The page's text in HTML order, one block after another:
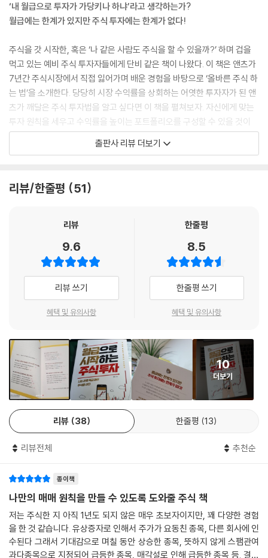
‘내 월급으로 투자가 가당키나 하냐’라고 생각하는가?
월급에는 한계가 있지만 주식 투자에는 한계가 없다!
주식을 갓 시작한, 혹은 ‘나 같은 사람도 주식을 할 수 있을까?’ 하며 겁을
먹고 있는 예비 주식 투자자들에게 단비 같은 책이 나왔다. 이 책은 앤츠가
7년간 주식시장에서 직접 잃어가며 배운 경험을 바탕으로 ‘올바른 주식 하
는 법’을 소개한다. 당당히 시장 수익률을 상회하는 어엿한 투자자가 된 앤
츠가 깨달은 주식 투자법을 알고 싶다면 이 책을 펼쳐보자. 자신에게 맞는
투자 원칙을 세우고 수익률을 높이는 포트폴리오를 구성할 수 있을 것이
다. 가만히 있으면 ‘벼락거지’가 될 수밖에 없는 시대, 주식 투자로 경제적
자유에 한 발 더 다가가보자.
반사이익을 봤을 것이다. 샀다 하면 오르니 너도나도 주식을 시작했고, 오
지기도 했다. 말하자면 2020년도는 주식을 하기 너무 좋은 장이었고, 역
최악의 장이라는 이야기가 아니다. 넘쳐나는 유동성에 눈이 가려져 ‘잘못
된 습관’을 들이지 말라는 이야기다. 주식을 시작하기는 했는데 잘못하고
있다는 생각이 든다면, 이제라도 주식을 시작하고 싶다면 기본부터 제대로
배울 필요가 있다.
점 주식 투자를 하지 않는 내가 바보가 된 것 같고 마음이 조급한가? 살아
남기 위해서라도 ‘돈이 돈을 버는 구조’, 즉 당신이 자면서도 돈을 벌 수 있
는 무언가를 만들어야 한다. 유튜브, SNS, 주식, 월세 수익 뭐든 좋다. 다만
이 중 주식이 가장 진입장벽이 낮은 것은 분명하다. 지금이라도 당장 주식
을 시작해야 할 이유는 널려 있다. 특히 현금의 가치가 갈수록 떨어지고 있
다는 점만으로도 당장 주식을 시작해야 한다.
투자자 앤츠가 전하는 올바른 주식 투자 습관을 위한 첫걸음
이 책은 총 5장으로 구성되어 있다. 1장 ‘작고 소중한 월급을 지키기 위한
주식 공부’에서는 리딩방의 경험, 확증편향 사고, 뇌동매매 등 주린이가 빠
지기 쉬운 세 가지 함정에 빠진 초보 투자자 앤츠의 경험을 통해 올바른 습
관을 향해 나아가는 방법을 알려준다. 2장 ‘주식 투자 전 이것만은 알고 하
자’에서는 주식 용어, 포트폴리오 등 투자 전 반드시 알아야 하는 정보를 골
라 담았다. 3장 ‘돈 되는 종목은 따로 있다’에서는 기본적 분석을 통해 종목
출판사 리뷰 더보기
리뷰/한줄평 51
리뷰
9.6
리뷰 쓰기
혜택 및 유의사항
한줄평
8.5
한줄평 쓰기
혜택 및 유의사항
10
더보기
리뷰 38 한줄평 13
리뷰전체 추천순
종이책
나만의 매매 원칙을 만들 수 있도록 도와줄 주식 책
저는 주식한 지 아직 1년도 되지 않은 매우 초보자이지만, 꽤 다양한 경험
을 한 것 같습니다. 유상증자로 인해서 주가가 요동친 종목, 다른 회사에 인
수된다 그래서 기대감으로 며칠 동안 상승한 종목, 뜻하지 않게 스팸관여
과다종목으로 지정되어 급등한 종목, 매각설로 인해 급등한 종목 등. 결론